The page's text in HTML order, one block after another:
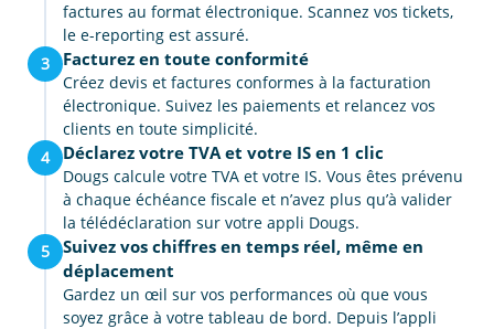
factures au format électronique. Scannez vos tickets,
le e-reporting est assuré.
3
Facturez en toute conformité
Créez devis et factures conformes à la facturation
électronique. Suivez les paiements et relancez vos
clients en toute simplicité.
4
Déclarez votre TVA et votre IS en 1 clic
Dougs calcule votre TVA et votre IS. Vous êtes prévenu
à chaque échéance fiscale et n’avez plus qu’à valider
la télédéclaration sur votre appli Dougs.
5
Suivez vos chiffres en temps réel, même en
déplacement
Gardez un œil sur vos performances où que vous
soyez grâce à votre tableau de bord. Depuis l’appli